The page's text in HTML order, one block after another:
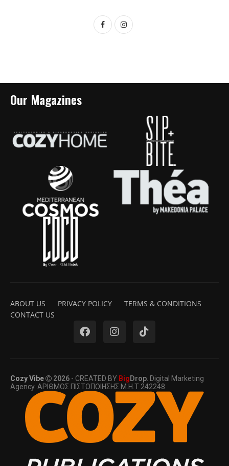
Our Magazines
ABOUT US PRIVACY POLICY
TERMS & CONDITIONS
CONTACT US
Cozy Vibe 2026 - CREATED BY Big Drop . Digital Marketing
Agency. ΑΡΙΘΜΟΣ ΠΙΣΤΟΠΟΙΗΣΗΣ Μ.Η.Τ 242248